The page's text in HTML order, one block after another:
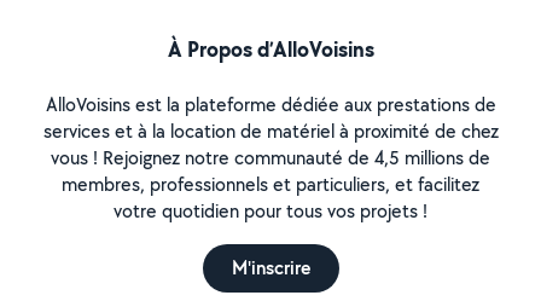
À Propos d’AlloVoisins
AlloVoisins est la plateforme dédiée aux prestations de
services et à la location de matériel à proximité de chez
vous ! Rejoignez notre communauté de 4,5 millions de
membres, professionnels et particuliers, et facilitez
votre quotidien pour tous vos projets !
M'inscrire